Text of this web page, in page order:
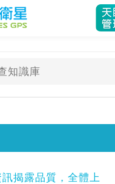
天眼衛星
庫
Carbon
知識庫
揭露品質，全體上